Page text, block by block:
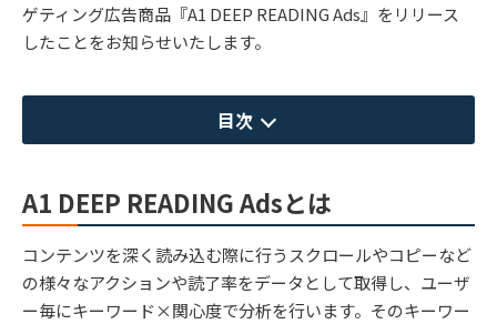
ゲティング広告商品『A1 DEEP READING Ads』をリリース
したことをお知らせいたします。
目次
A1 DEEP READING Adsとは
コンテンツを深く読み込む際に行うスクロールやコピーなど
の様々なアクションや読了率をデータとして取得し、ユーザ
ー毎にキーワード×関心度で分析を行います。そのキーワー